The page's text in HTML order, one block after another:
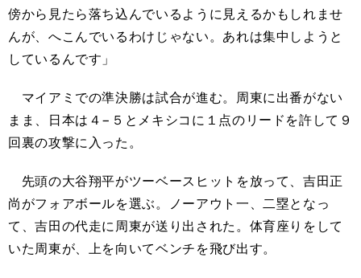
傍から見たら落ち込んでいるように見えるかもしれませ
んが、へこんでいるわけじゃない。あれは集中しようと
しているんです」
マイアミでの準決勝は試合が進む。周東に出番がない
まま、日本は４−５とメキシコに１点のリードを許して９
回裏の攻撃に入った。
先頭の大谷翔平がツーベースヒットを放って、吉田正
尚がフォアボールを選ぶ。ノーアウト一、二塁となっ
て、吉田の代走に周東が送り出された。体育座りをして
いた周東が、上を向いてベンチを飛び出す。